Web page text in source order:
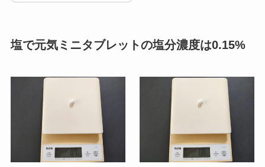
塩で元気ミニタブレットの塩分濃度は0.15%